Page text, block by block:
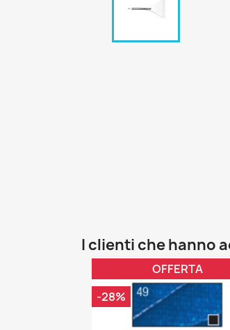
I clienti che hanno
OFFERTA
-28%